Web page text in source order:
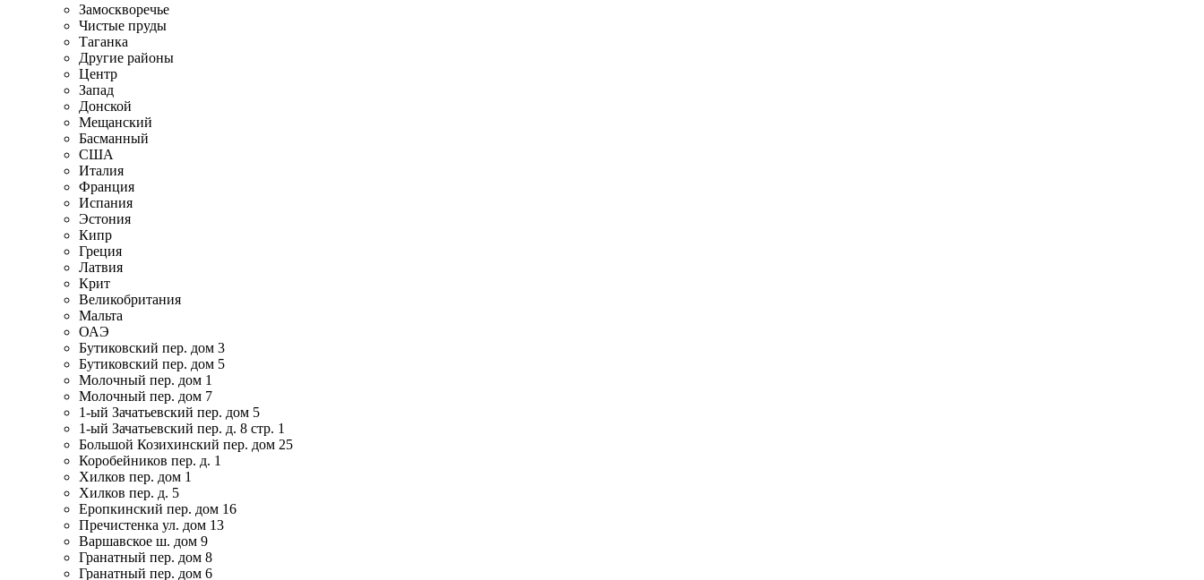
Замоскворечье
Чистые пруды
Таганка
Другие районы
Центр
Запад
Донской
Мещанский
Басманный
США
Италия
Франция
Испания
Эстония
Кипр
Греция
Латвия
Крит
Великобритания
Мальта
ОАЭ
Бутиковский пер. дом 3
Бутиковский пер. дом 5
Молочный пер. дом 1
Молочный пер. дом 7
1-ый Зачатьевский пер. дом 5
1-ый Зачатьевский пер. д. 8 стр. 1
Большой Козихинский пер. дом 25
Коробейников пер. д. 1
Хилков пер. дом 1
Хилков пер. д. 5
Еропкинский пер. дом 16
Пречистенка ул. дом 13
Варшавское ш. дом 9
Гранатный пер. дом 8
Гранатный пер. дом 6